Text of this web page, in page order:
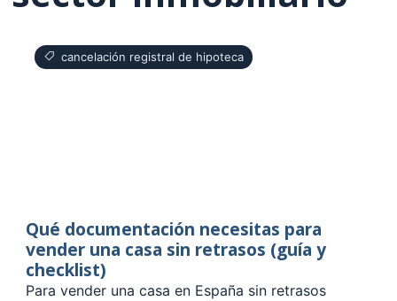
cancelación registral de hipoteca
Qué documentación necesitas para
vender una casa sin retrasos (guía y
checklist)
Para vender una casa en España sin retrasos